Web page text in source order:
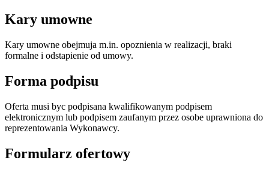
Kary umowne
Kary umowne obejmuja m.in. opoznienia w realizacji, braki
formalne i odstapienie od umowy.
Forma podpisu
Oferta musi byc podpisana kwalifikowanym podpisem
elektronicznym lub podpisem zaufanym przez osobe uprawniona do
reprezentowania Wykonawcy.
Formularz ofertowy